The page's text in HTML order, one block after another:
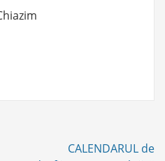
CALENDARUL de